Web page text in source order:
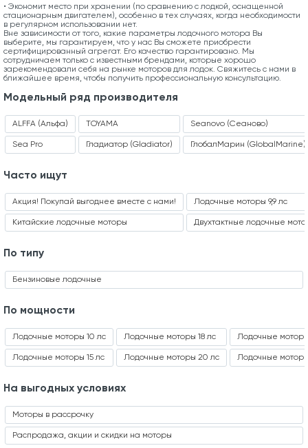
• Экономит место при хранении (по сравнению с лодкой, оснащенной
стационарным двигателем), особенно в тех случаях, когда необходимости
в регулярном использовании нет.
Вне зависимости от того, какие параметры лодочного мотора Вы
выберите, мы гарантируем, что у нас Вы сможете приобрести
сертифицированный агрегат. Его качество гарантировано. Мы
сотрудничаем только с известными брендами, которые хорошо
зарекомендовали себя на рынке моторов для лодок. Свяжитесь с нами в
ближайшее время, чтобы получить профессиональную консультацию.
Модельный ряд производителя
ALFFA (Альфа)
Sea Pro
TOYAMA
Гладиатор (Gladiator)
Seanovo (Сеаново)
ГлобалМарин (GlobalMarine)
Часто ищут
Акция! Покупай выгоднее вместе с нами!
Китайские лодочные моторы
Лодочные моторы 9,9 лс
Двухтактные лодочные
По типу
Бензиновые лодочные
По мощности
Лодочные моторы 10 лс
Лодочные моторы 15 лс
Лодочные моторы 18 лс
Лодочные моторы 20 лс
Лодочные
Лодочные
На выгодных условиях
Моторы в рассрочку
Распродажа, акции и скидки на моторы